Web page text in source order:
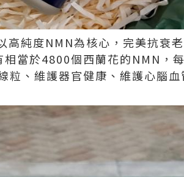
純度NMN為核心，完美抗衰
當於4800個西蘭花的NMN，
、維護器官健康、維護心腦血